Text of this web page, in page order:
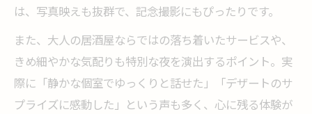
パティシエ特製デザートで記念日を彩る演
横浜で楽しむ大人向け記念日ディナーサプ
ライズ
個室で叶うサプライズ記念日ディナー体験
は、写真映えも抜群で、記念撮影にもぴったりです。
また、大人の居酒屋ならではの落ち着いたサービスや、
きめ細やかな気配りも特別な夜を演出するポイント。実
際に「静かな個室でゆっくりと話せた」「デザートのサ
プライズに感動した」という声も多く、心に残る体験が